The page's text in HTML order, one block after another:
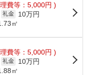
費等：5,000円 )
礼金
10万円
㎡
費等：5,000円 )
礼金
10万円
㎡